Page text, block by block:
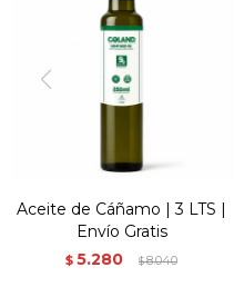
Aceite de Cáñamo | 3 LTS |
Envío Gratis
$ 5.280 $8.040